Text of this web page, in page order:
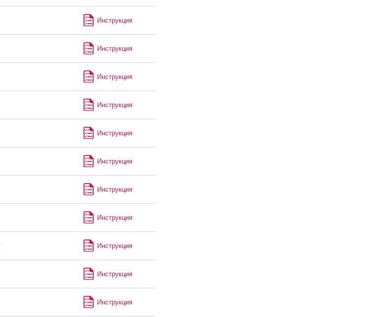
Инструкция
Инструкция
Инструкция
Инструкция
Инструкция
Инструкция
Инструкция
Инструкция
Инструкция
Инструкция
Инструкция